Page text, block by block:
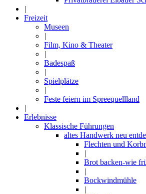
|
Freizeit
Museen
|
Film, Kino & Theater
|
Badespaß
|
Spielplätze
|
Feste feiern im Spreequellland
|
Erlebnisse
Klassische Führungen
altes Handwerk neu
Flechten und
|
Brot backen-wie
|
Bockwindmühle
|